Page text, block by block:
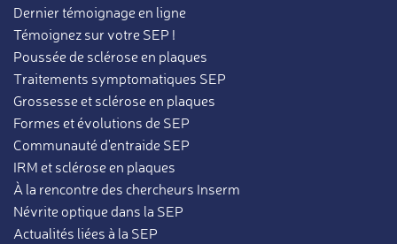
Dernier témoignage en ligne
Témoignez sur votre SEP !
Poussée de sclérose en plaques
Traitements symptomatiques SEP
Grossesse et sclérose en plaques
Formes et évolutions de SEP
Communauté d'entraide SEP
IRM et sclérose en plaques
À la rencontre des chercheurs Inserm
Névrite optique dans la SEP
Actualités liées à la SEP